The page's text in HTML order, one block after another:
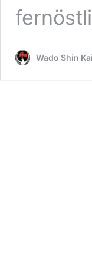
Wado Shin